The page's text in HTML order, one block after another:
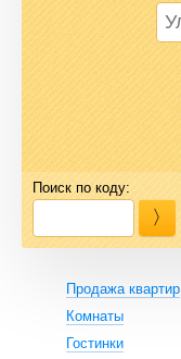
Поиск по коду:
Продажа квартир
Комнаты
Гостинки